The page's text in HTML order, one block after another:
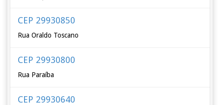
CEP 29930850
Rua Oraldo Toscano
CEP 29930800
Rua Paraíba
CEP 29930640